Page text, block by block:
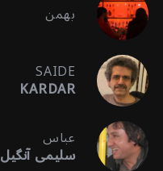
بهمن
SAIDE
KARDAR
عباس
سلیمی آنگیل